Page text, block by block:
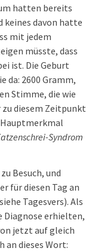
hatten bereits
keines davon hatte
mit jedem
müsste, dass
ist. Die Geburt
da: 2600 Gramm,
Stimme, die wie
zu diesem Zeitpunkt
Hauptmerkmal
Syndrom
Besuch, und
für diesen Tag an
Tagesvers). Als
Diagnose erhielten,
jetzt auf gleich
dieses Wort: